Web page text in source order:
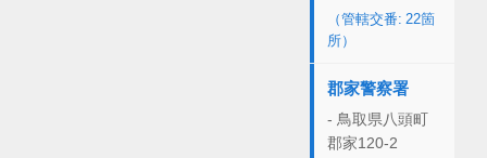
（管轄交番: 22箇
所）
郡家警察署
- 鳥取県八頭町
郡家120-2